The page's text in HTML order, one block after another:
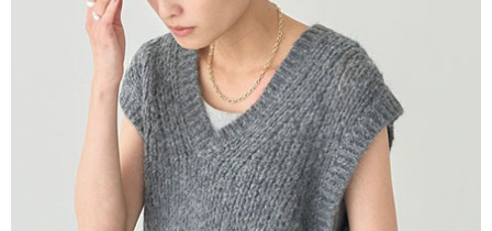
帳／街口支付／iPASS MONEY」等通路繳費。
1.本服務係由「台灣大哥大股份有限公司」（以下簡稱本公司）所提供，讓
用戶於交易時，得透過本服務購買商品或服務，並由商店將買賣／分期付款
買賣價金債權讓與本公司後，依約使用本公司帳單繳交帳款。
2.基於同意付款使用「大哥付你分期」之契約關係目的，商店將以您的個人
資料（包含姓名、電話或地址）提供予台灣大哥大進項蒐集、處理及利用，
由本公司與您本人進行分期帳單所需資料之確認、核對及更正。
3.完整用戶服務條款，請詳閱以下連結：https://oppay.tw/userRule
結帳頁面，進行簡訊認證並確認金額後，即可完成結帳。
２．訂單成立數日內，您將收到繳費通知簡訊。
３．收到繳費通知簡訊後14天內，點擊此簡訊中的連結，可透過四大超商／
ATM／網路銀行／等多元方式進行付款，方視為交易完成。
※ 請注意：結帳手續完成當下不需立刻繳費，但若您需要取消訂單，請聯絡
購買商品的店家。未經商家同意取消之訂單仍視為有效，需透過AFTEE先享
後付繳納相關費用。
※ 交易是否成功請以「AFTEE先享後付 」之結帳頁面顯示為準，若有關於
是否繳費成功／繳費後需取消欲退款等相關疑問，請聯繫「AFTEE先享後付
https://netprotections.freshdesk.com/support/home
全家純取貨
每筆NT$60，滿NT$388(含以上)免運費
萊爾富取貨付款
每筆NT$60，滿NT$888(含以上)免運費
每筆NT$60，滿NT$888(含以上)免運費
7-11取貨付款